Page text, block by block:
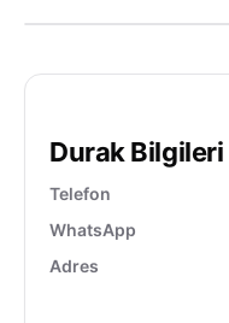
Durak Bilgileri
Telefon
WhatsApp
Adres